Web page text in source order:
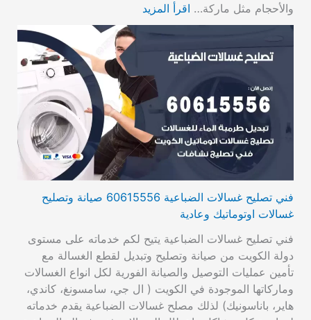
والأحجام مثل ماركة… اقرأ المزيد
فني تصليح غسالات الضباعية 60615556 صيانة وتصليح
غسالات اوتوماتيك وعادية
فني تصليح غسالات الضباعية يتيح لكم خدماته على مستوى
دولة الكويت من صيانة وتصليح وتبديل لقطع الغسالة مع
تأمين عمليات التوصيل والصيانة الفورية لكل انواع الغسالات
وماركاتها الموجودة في الكويت ( ال جي، سامسونغ، كاندي،
هاير، باناسونيك) لذلك مصلح غسالات الضباعية يقدم خدماته